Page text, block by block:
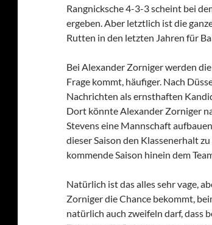
Rangnicksche 4-3-3 scheint bei
ergeben. Aber letztlich ist die
Rutten in den letzten Jahren für
Bei Alexander Zorniger werden
Frage kommt, häufiger. Nach
Nachrichten als ernsthaften
Dort könnte Alexander Zorniger
Stevens eine Mannschaft
dieser Saison den Klassenerhalt
kommende Saison hinein dem
Natürlich ist das alles sehr vage,
Zorniger die Chance bekommt,
natürlich auch zweifeln darf, dass